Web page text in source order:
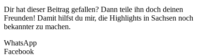
Dir hat dieser Beitrag gefallen? Dann teile ihn doch deinen
Freunden! Damit hilfst du mir, die Highlights in Sachsen noch
bekannter zu machen.
WhatsApp
Facebook